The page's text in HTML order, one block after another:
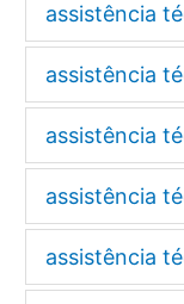
assistência
assistência
assistência
assistência
assistência